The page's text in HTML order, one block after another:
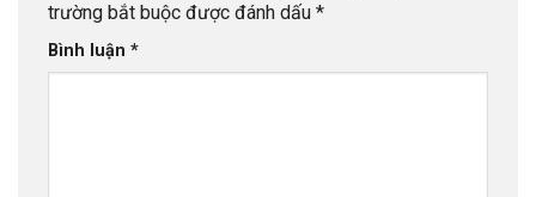
trường bắt buộc được đánh dấu *
Bình luận *